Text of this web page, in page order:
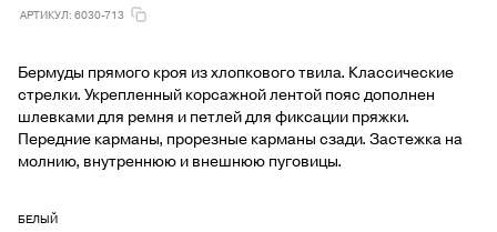
АРТИКУЛ: 6030-713
Бермуды прямого кроя из хлопкового твила. Классические
стрелки. Укрепленный корсажной лентой пояс дополнен
шлевками для ремня и петлей для фиксации пряжки.
Передние карманы, прорезные карманы сзади. Застежка на
молнию, внутреннюю и внешнюю пуговицы.
БЕЛЫЙ